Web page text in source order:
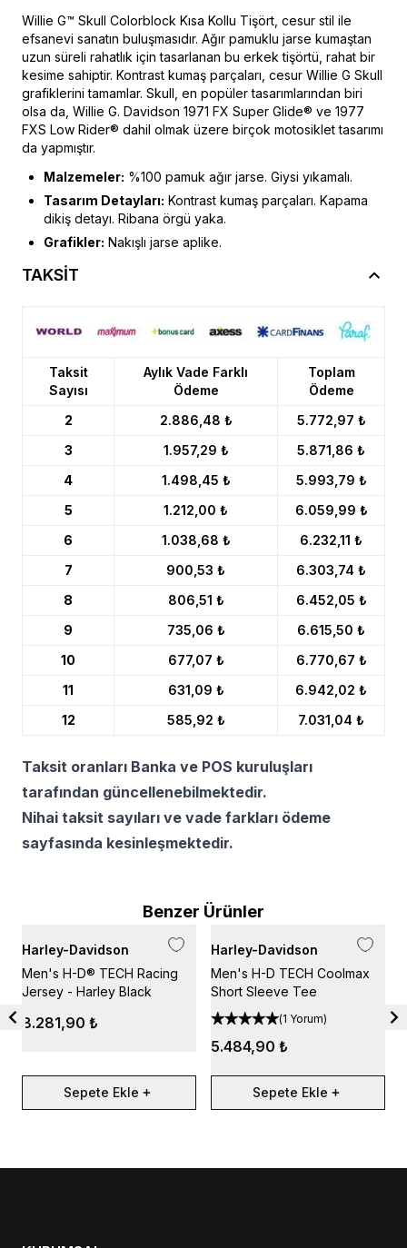
Willie G™ Skull Colorblock Kısa Kollu Tişört, cesur stil ile
efsanevi sanatın buluşmasıdır. Ağır pamuklu jarse kumaştan
uzun süreli rahatlık için tasarlanan bu erkek tişörtü, rahat bir
kesime sahiptir. Kontrast kumaş parçaları, cesur Willie G Skull
grafiklerini tamamlar. Skull, en popüler tasarımlarından biri
olsa da, Willie G. Davidson 1971 FX Super Glide® ve 1977
FXS Low Rider® dahil olmak üzere birçok motosiklet tasarımı
da yapmıştır.
Malzemeler: %100 pamuk ağır jarse. Giysi yıkamalı.
Tasarım Detayları: Kontrast kumaş parçaları. Kapama
dikiş detayı. Ribana örgü yaka.
Grafikler: Nakışlı jarse aplike.
TAKSİT
Taksit
Sayısı
Aylık Vade Farklı
Ödeme
Toplam
Ödeme
2
2.886,48 ₺
5.772,97 ₺
3
1.957,29 ₺
5.871,86 ₺
4
1.498,45 ₺
5.993,79 ₺
5
1.212,00 ₺
6.059,99 ₺
6
1.038,68 ₺
6.232,11 ₺
7
900,53 ₺
6.303,74 ₺
8
806,51 ₺
6.452,05 ₺
9
735,06 ₺
6.615,50 ₺
10
677,07 ₺
6.770,67 ₺
11
631,09 ₺
6.942,02 ₺
12
585,92 ₺ 7.031,04 ₺
Taksit oranları Banka ve POS kuruluşları
tarafından güncellenebilmektedir.
Nihai taksit sayıları ve vade farkları ödeme
sayfasında kesinleşmektedir.
Benzer Ürünler
Harley-Davidson
Men's H-D® TECH Racing
Jersey - Harley Black
8.281,90 ₺
Sepete Ekle
Harley-Davidson
Men's H-D TECH Coolmax
Short Sleeve Tee
(1 Yorum)
5.484,90 ₺
Sepete Ekle